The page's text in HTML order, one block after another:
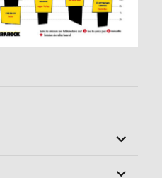
ouvrir
menu
ouvrir